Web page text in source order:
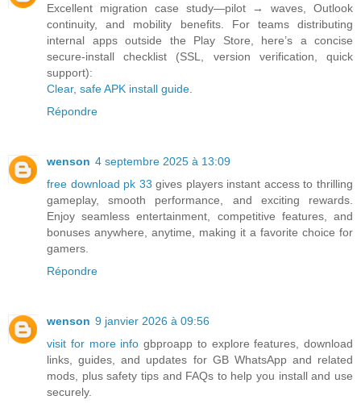
Excellent migration case study—pilot → waves, Outlook
continuity, and mobility benefits. For teams distributing
internal apps outside the Play Store, here’s a concise
secure-install checklist (SSL, version verification, quick
support):
Clear, safe APK install guide
Répondre
wenson 4 septembre 2025 à 13:09
free download pk 33 gives players instant access to thrilling
gameplay, smooth performance, and exciting rewards.
Enjoy seamless entertainment, competitive features, and
bonuses anywhere, anytime, making it a favorite choice for
gamers.
Répondre
wenson 9 janvier 2026 à 09:56
visit for more info gbproapp to explore features, download
links, guides, and updates for GB WhatsApp and related
mods, plus safety tips and FAQs to help you install and use
securely.